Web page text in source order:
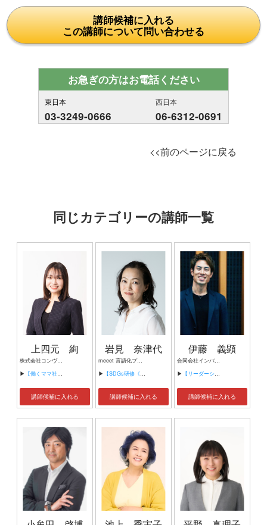
講師候補に入れる
この講師について問い合わせる
お急ぎの方はお電話ください
東日本
03-3249-0666
西日本
06-6312-0691
<<前のページに戻る
同じカテゴリーの講師一覧
上四元 絢
株式会社コンヴァノ代表取締役社長
▶ 【働くママ社長が語る、美容業界でキャリアと経営を続ける選択】
講師候補に入れる
岩見 奈津代
meeet 言語化プロデューサー 2030SDGsゲームファシリテーター 元女性雑誌編集長 ワークショップデザイナー
▶ 【SDGs研修《各種対応》】
講師候補に入れる
伊藤 義顕
合同会社インバディ 代表社員
▶ 【リーダーシップ】
講師候補に入れる